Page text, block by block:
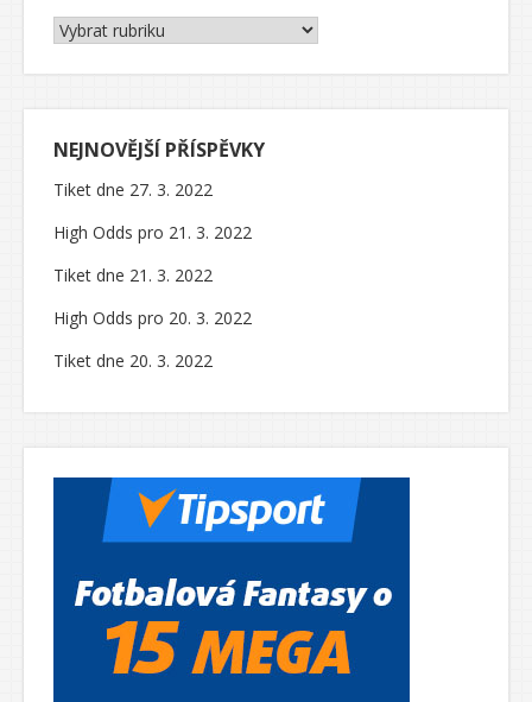
Obsah
NEJNOVĚJŠÍ PŘÍSPĚVKY
Tiket dne 27. 3. 2022
High Odds pro 21. 3. 2022
Tiket dne 21. 3. 2022
High Odds pro 20. 3. 2022
Tiket dne 20. 3. 2022